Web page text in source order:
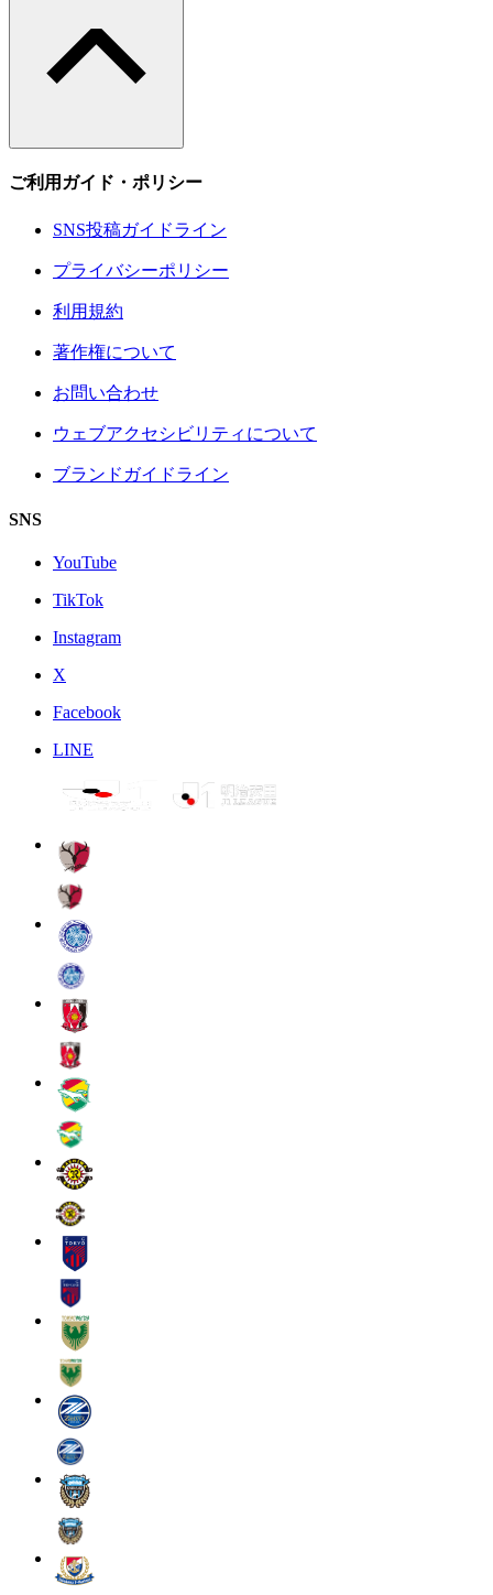
ご利用ガイド・ポリシー
SNS投稿ガイドライン
プライバシーポリシー
利用規約
著作権について
お問い合わせ
ウェブアクセシビリティについて
ブランドガイドライン
SNS
YouTube
TikTok
Instagram
X
Facebook
LINE